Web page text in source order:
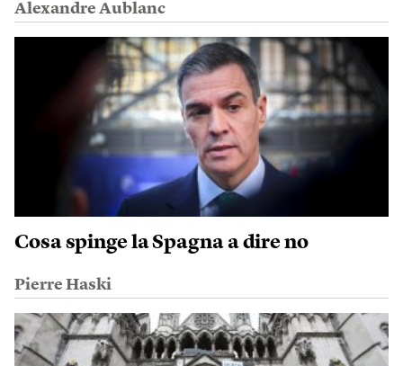
Alexandre Aublanc
Cosa spinge la Spagna a dire no
Pierre Haski